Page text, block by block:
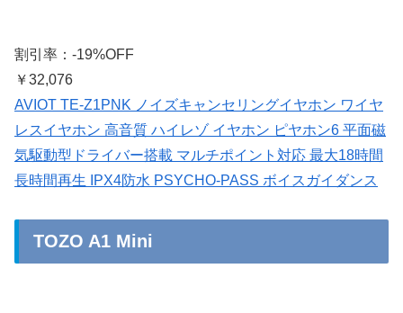
割引率：-19%OFF
￥32,076
AVIOT TE-Z1PNK ノイズキャンセリングイヤホン ワイヤ
レスイヤホン 高音質 ハイレゾ イヤホン ピヤホン6 平面磁
気駆動型ドライバー搭載 マルチポイント対応 最大18時間
長時間再生 IPX4防水 PSYCHO-PASS ボイスガイダンス
TOZO A1 Mini